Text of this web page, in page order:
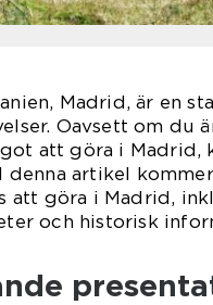
Madrid, är en
Oavsett om du
att göra i
denna artikel
att göra i Madrid,
och historisk